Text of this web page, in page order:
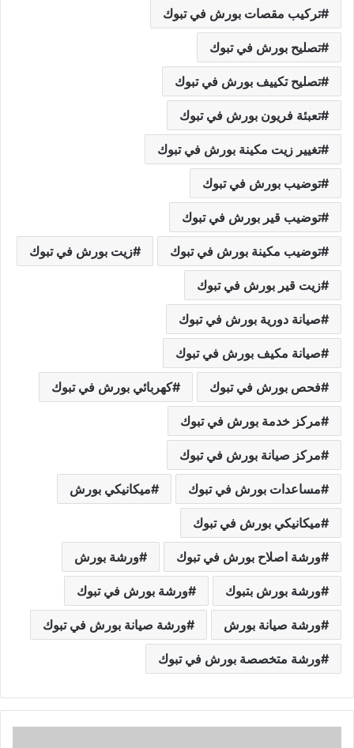
تركيب مقصات بورش في تبوك
تصليح بورش في تبوك
تصليح تكييف بورش في تبوك
تعبئة فريون بورش في تبوك
تغيير زيت مكينة بورش في تبوك
توضيب بورش في تبوك
توضيب قير بورش في تبوك
توضيب مكينة بورش في تبوك زيت بورش في تبوك
زيت قير بورش في تبوك
صيانة دورية بورش في تبوك
صيانة مكيف بورش في تبوك
فحص بورش في تبوك كهربائي بورش في تبوك
مركز خدمة بورش في تبوك
مركز صيانة بورش في تبوك
مساعدات بورش في تبوك ميكانيكي بورش
ميكانيكي بورش في تبوك
ورشة اصلاح بورش في تبوك ورشة بورش
ورشة بورش بتبوك ورشة بورش في تبوك
ورشة صيانة بورش ورشة صيانة بورش في تبوك
ورشة متخصصة بورش في تبوك